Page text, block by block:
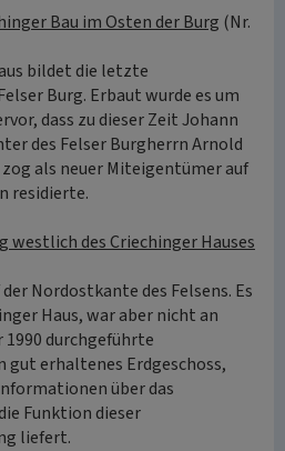
Bau im Osten der Burg (Nr.
bildet die letzte
Burg. Erbaut wurde es um
dass zu dieser Zeit Johann
des Felser Burgherrn Arnold
als neuer Miteigentümer auf
residierte.
westlich des Criechinger Hauses
Nordostkante des Felsens. Es
Haus, war aber nicht an
1990 durchgeführte
gut erhaltenes Erdgeschoss,
über das
Funktion dieser
liefert.